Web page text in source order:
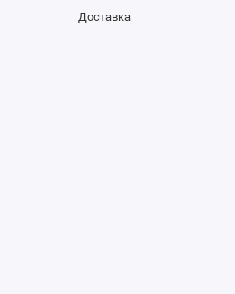
Доставка